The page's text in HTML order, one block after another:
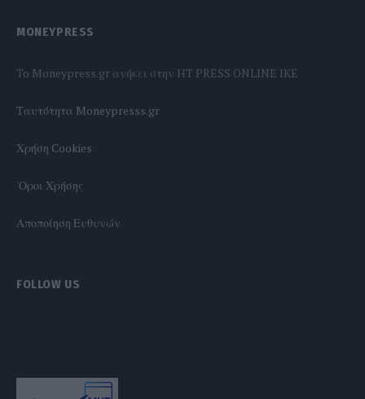
MONEYPRESS
To Moneypress.gr ανήκει στην HT PRESS ONLINE IKE
Tαυτότητα Moneypresss.gr
Χρήση Cookies
'Οροι Χρήσης
Αποποίηση Ευθυνών
FOLLOW US